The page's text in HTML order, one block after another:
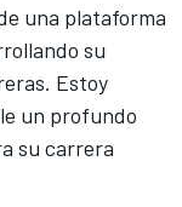
una plataforma
su
Estoy
un profundo
su carrera